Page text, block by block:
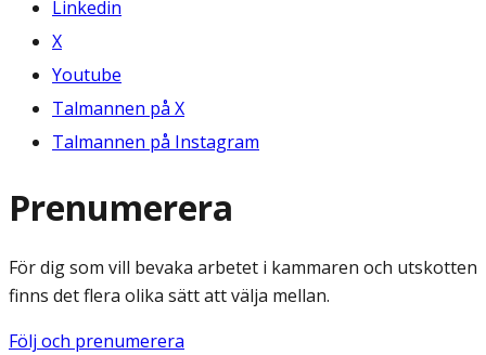
Linkedin
X
Youtube
Talmannen på X
Talmannen på Instagram
Prenumerera
För dig som vill bevaka arbetet i kammaren och utskotten
finns det flera olika sätt att välja mellan.
Följ och prenumerera